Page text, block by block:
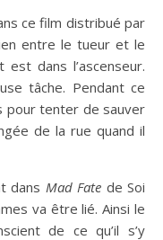
ce film distribué par
entre le tueur et le
dans l’ascenseur.
tâche. Pendant ce
pour tenter de sauver
de la rue quand il
dans Mad Fate de Soi
va être lié. Ainsi le
de ce qu’il s’y